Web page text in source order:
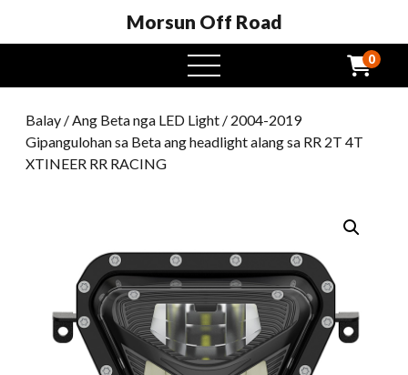
Morsun Off Road
Open
Menu
0
Balay /Ang Beta nga LED Light / 2004-2019
Gipangulohan sa Beta ang headlight alang sa RR 2T 4T
XTINEER RR RACING